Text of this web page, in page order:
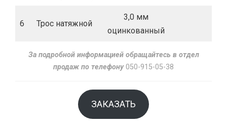
6 Трос натяжной
3,0 мм
оцинкованный
За подробной информацией обращайтесь в отдел
продаж по телефону050-915-05-38
ЗАКАЗАТЬ